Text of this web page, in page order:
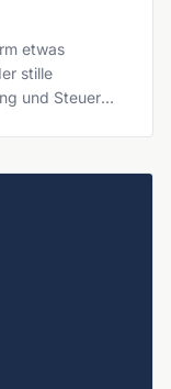
etwas
stille
und Steuer